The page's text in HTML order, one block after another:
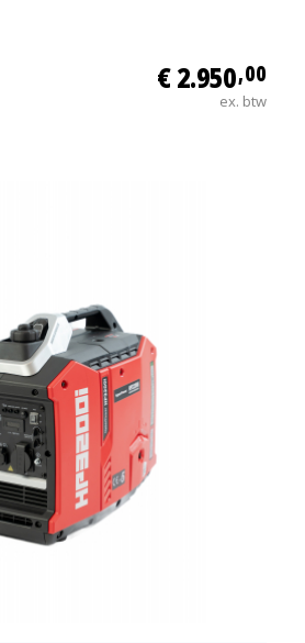
€ 2.950,00
ex. btw